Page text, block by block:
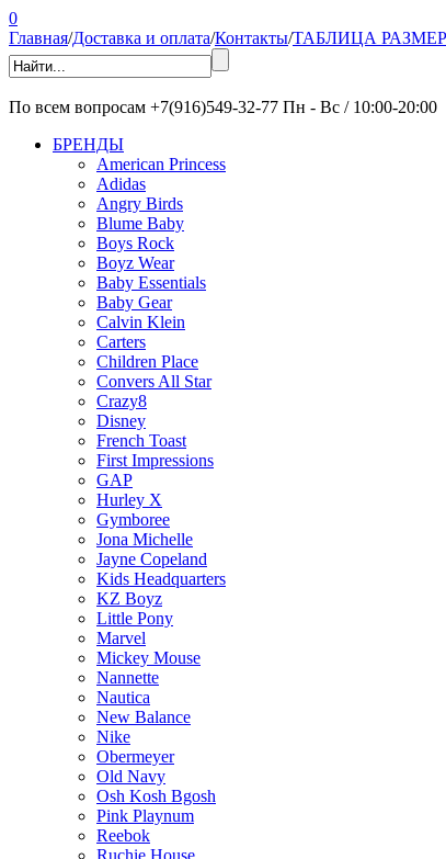
0
Главная/Доставка и оплата/Контакты/ТАБЛИЦА
По всем вопросам +7(916)549-32-77 Пн - Вс / 10:00-20:00
БРЕНДЫ
American Princess
Adidas
Angry Birds
Blume Baby
Boys Rock
Boyz Wear
Baby Essentials
Baby Gear
Calvin Klein
Carters
Children Place
Convers All Star
Crazy8
Disney
French Toast
First Impressions
GAP
Hurley X
Gymboree
Jona Michelle
Jayne Copeland
Kids Headquarters
KZ Boyz
Little Pony
Marvel
Mickey Mouse
Nannette
Nautica
New Balance
Nike
Obermeyer
Old Navy
Osh Kosh Bgosh
Pink Playnum
Reebok
Ruchie House